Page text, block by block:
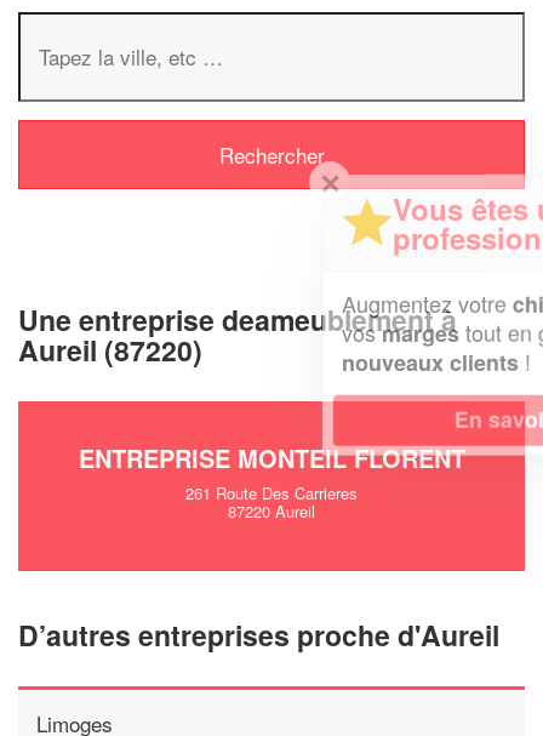
Une entreprise deameublement à
Aureil (87220)
ENTREPRISE MONTEIL FLORENT
261 Route Des Carrieres
87220 Aureil
D’autres entreprises proche d'Aureil
Limoges
✕
Vous êtes un
professionnel ?
Augmentez votre chiffre d'affaireset
vosmargestout en gagnant de
nouveaux clients